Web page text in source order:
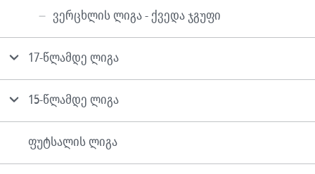
ვერცხლის ლიგა - ქვედა ჯგუფი
17-წლამდე ლიგა
15-წლამდე ლიგა
ფუტსალის ლიგა